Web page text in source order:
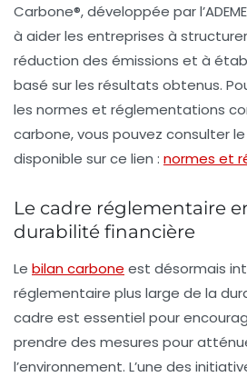
Carbone®, développée par
à aider les entreprises à
réduction des émissions et à
basé sur les résultats obtenus.
les normes et réglementations
carbone, vous pouvez consulter
disponible sur ce lien : normes et
Le cadre réglementaire
durabilité financière
Le bilan carbone est désormais
réglementaire plus large de la
cadre est essentiel pour
prendre des mesures pour
l’environnement. L’une des